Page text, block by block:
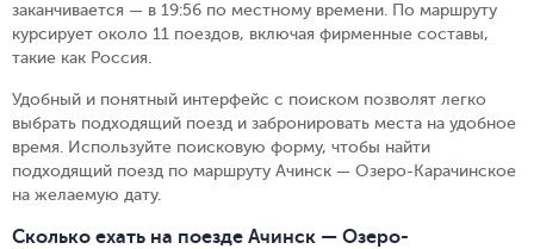
заканчивается — в 19:56 по местному времени. По маршруту
курсирует около 11 поездов, включая фирменные составы,
такие как Россия.
Удобный и понятный интерфейс с поиском позволят легко
выбрать подходящий поезд и забронировать места на удобное
время. Используйте поисковую форму, чтобы найти
подходящий поезд по маршруту Ачинск — Озеро-Карачинское
на желаемую дату.
Сколько ехать на поезде Ачинск — Озеро-